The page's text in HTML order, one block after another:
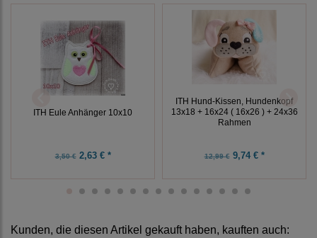
ITH Eule Anhänger 10x10
3,50 €2,63 € *
ITH Hund-Kissen, Hundenkopf
13x18 + 16x24 ( 16x26 ) + 24x36
Rahmen
12,99 €9,74 € *
Kunden, die diesen Artikel gekauft haben, kauften auch: